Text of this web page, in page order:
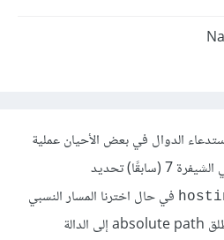
الدوال في بعض الأحيان عملية
تحديد
في حال اخترنا المسار النسبي